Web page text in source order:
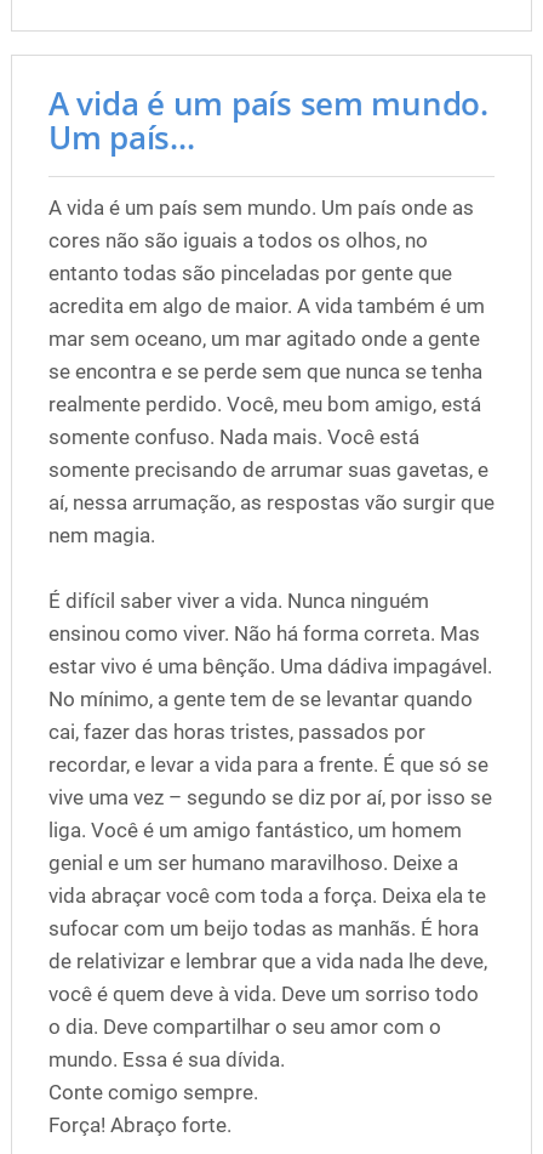
A vida é um país sem mundo.
Um país...
A vida é um país sem mundo. Um país onde as
cores não são iguais a todos os olhos, no
entanto todas são pinceladas por gente que
acredita em algo de maior. A vida também é um
mar sem oceano, um mar agitado onde a gente
se encontra e se perde sem que nunca se tenha
realmente perdido. Você, meu bom amigo, está
somente confuso. Nada mais. Você está
somente precisando de arrumar suas gavetas, e
aí, nessa arrumação, as respostas vão surgir que
nem magia.
É difícil saber viver a vida. Nunca ninguém
ensinou como viver. Não há forma correta. Mas
estar vivo é uma bênção. Uma dádiva impagável.
No mínimo, a gente tem de se levantar quando
cai, fazer das horas tristes, passados por
recordar, e levar a vida para a frente. É que só se
vive uma vez – segundo se diz por aí, por isso se
liga. Você é um amigo fantástico, um homem
genial e um ser humano maravilhoso. Deixe a
vida abraçar você com toda a força. Deixa ela te
sufocar com um beijo todas as manhãs. É hora
de relativizar e lembrar que a vida nada lhe deve,
você é quem deve à vida. Deve um sorriso todo
o dia. Deve compartilhar o seu amor com o
mundo. Essa é sua dívida.
Conte comigo sempre.
Força! Abraço forte.